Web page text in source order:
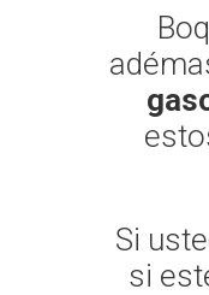
Si
si